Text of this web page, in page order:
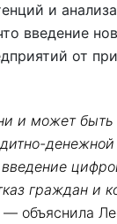
и
введение
от
и может быть
граждан и
— объяснила